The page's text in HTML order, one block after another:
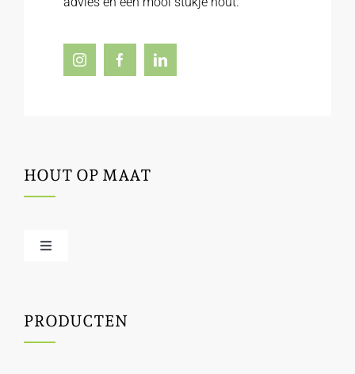
HOUT OP MAAT
Toggle
Houtbewerking
PRODUCTEN